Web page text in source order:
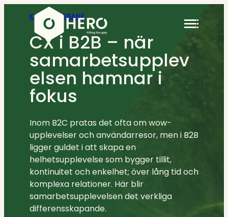
innehåll
Kundtjänst
Rekrytering & Konsulter
Customer Success
Rekrytering & Konsulter
CX
Anlita oss
Kundcase
Kunskap
Lediga jobb
Kontakt
+46 (0)8 410 22 670
info@hero.se
KUNSKAPSBANK
CX i B2B – när
samarbetsupplev
elsen hamnar i
fokus
Inom B2C pratas det ofta om wow-
upplevelser och användarresor, men i B2B
ligger guldet i att skapa en
helhetsupplevelse som bygger tillit,
kontinuitet och enkelhet; över lång tid och
komplexa relationer. Här blir
samarbetsupplevelsen det verkliga
differensskapande.